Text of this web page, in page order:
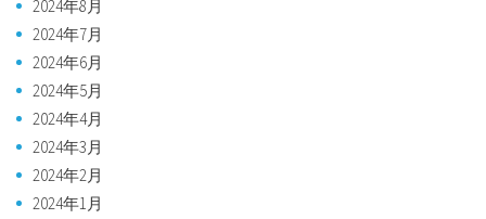
2024年8月
2024年7月
2024年6月
2024年5月
2024年4月
2024年3月
2024年2月
2024年1月